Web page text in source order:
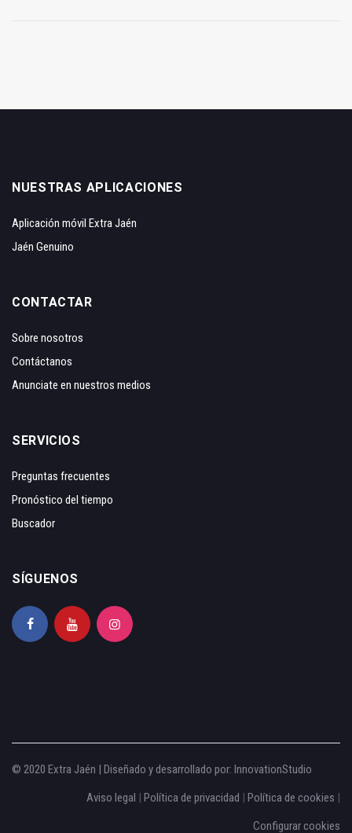
NUESTRAS APLICACIONES
Aplicación móvil Extra Jaén
Jaén Genuino
CONTACTAR
Sobre nosotros
Contáctanos
Anunciate en nuestros medios
SERVICIOS
Preguntas frecuentes
Pronóstico del tiempo
Buscador
SÍGUENOS
© 2020 Extra Jaén | Diseñado y desarrollado por: InnovationStudio
Aviso legal | Política de privacidad | Política de cookies |
Configurar cookies